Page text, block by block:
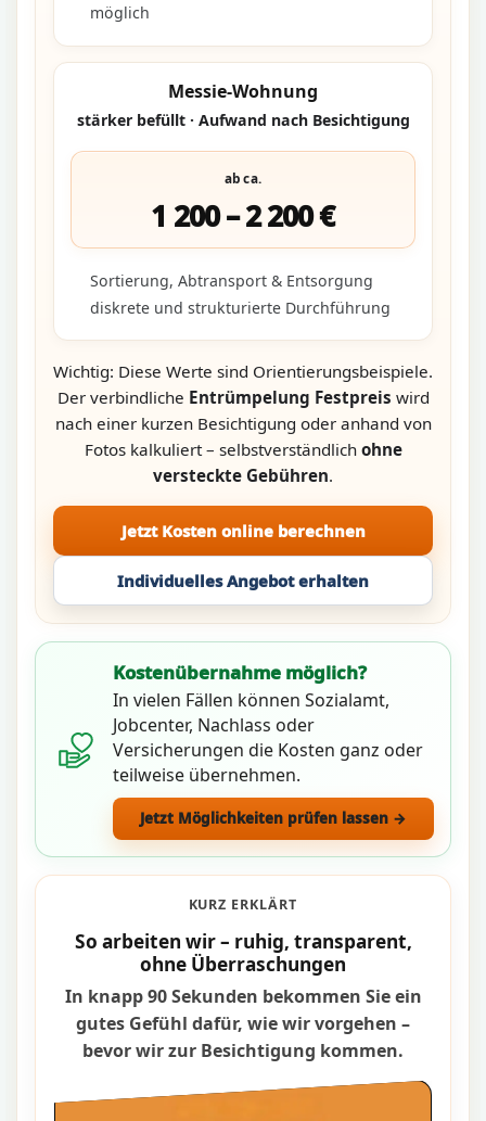
möglich
Messie-Wohnung
stärker befüllt · Aufwand nach Besichtigung
ab ca.
1 200 – 2 200 €
Sortierung, Abtransport & Entsorgung
diskrete und strukturierte Durchführung
Wichtig: Diese Werte sind Orientierungsbeispiele.
Der verbindliche Entrümpelung Festpreis wird
nach einer kurzen Besichtigung oder anhand von
Fotos kalkuliert – selbstverständlich ohne
versteckte Gebühren.
Jetzt Kosten online berechnen
Individuelles Angebot erhalten
Kostenübernahme möglich?
In vielen Fällen können Sozialamt,
Jobcenter, Nachlass oder
Versicherungen die Kosten ganz oder
teilweise übernehmen.
Jetzt Möglichkeiten prüfen lassen →
KURZ ERKLÄRT
So arbeiten wir – ruhig, transparent,
ohne Überraschungen
In knapp 90 Sekunden bekommen Sie ein
gutes Gefühl dafür, wie wir vorgehen –
bevor wir zur Besichtigung kommen.